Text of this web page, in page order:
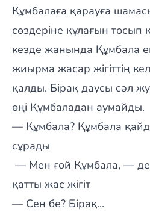
Құмбалаға қарауға
сөздеріне құлағын тосып
кезде жанында Құмбала
жиырма жасар жігіттің
қалды. Бірақ даусы сәл
өңі Құмбаладан аумайды.
— Құмбала? Құмбала
сұрады
— Мен ғой Құмбала, —
қатты жас жігіт
— Сен бе? Бірақ...